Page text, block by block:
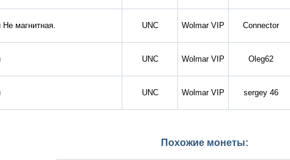
Не магнитная. UNC Wolmar VIP Connector
UNC Wolmar VIP Oleg62
UNC Wolmar VIP sergey 46
Похожие монеты: